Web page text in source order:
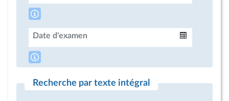
Date d'examen
Recherche par texte intégral